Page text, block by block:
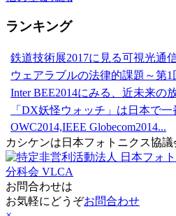
ランキング
鉄道技術展2017に見る可視光通
ウェアラブルの法律的課題～第1
Inter BEE2014にみる、近未来の
「DX妖怪ウォッチ」は日本で
OWC2014,IEEE Globecom2014...
カシケンは日本フォトニクス協議
お問合わせは
お気軽にどうぞお問合わせ